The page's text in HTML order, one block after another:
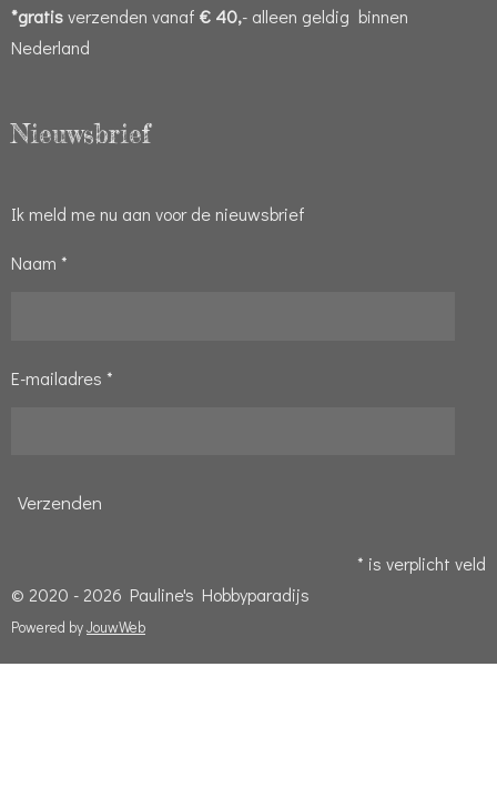
*gratisverzenden vanaf € 40,- alleen geldig binnen
Nederland
Nieuwsbrief
Ik meld me nu aan voor de nieuwsbrief
Naam *
E-mailadres *
Verzenden
* is verplicht veld
© 2020 - 2026 Pauline's Hobbyparadijs
Powered byJouwWeb